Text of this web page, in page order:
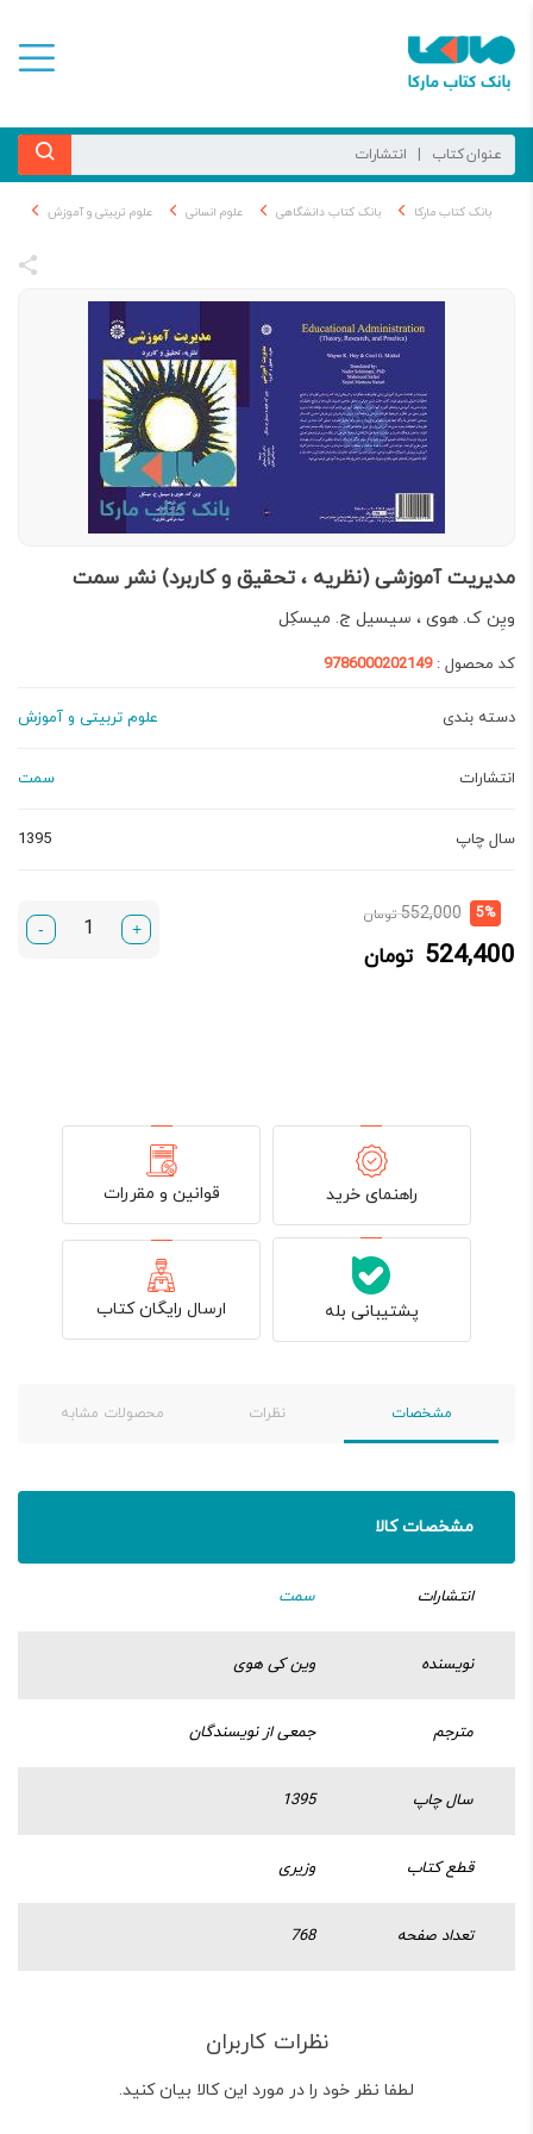
بانک کتاب مارکا بانک کتاب دانشگاهی علوم انسانی علوم تربیتی و آموزش
مدیریت آموزشی (نظریه ، تحقیق و کاربرد) نشر سمت
ویِن ک. هوی ، سیسیل ج. میسکِل
کد محصول :9786000202149
دسته بندی علوم تربیتی و آموزش
انتشارات سمت
سال چاپ 1395
5%
552,000 تومانقیمت
524,400 تومان
قیمت
524,400 تومان.
+
-
راهنمای خرید قوانین و مقررات
پشتیبانی بله ارسال رایگان کتاب
مشخصات نظرات محصولات مشابه
مشخصات کالا
انتشارات سمت
نویسنده وین کی هوی
مترجم جمعی از نویسندگان
سال چاپ 1395
قطع کتاب وزیری
تعداد صفحه 768
نظرات کاربران
لطفا نظر خود را در مورد این کالا بیان کنید.